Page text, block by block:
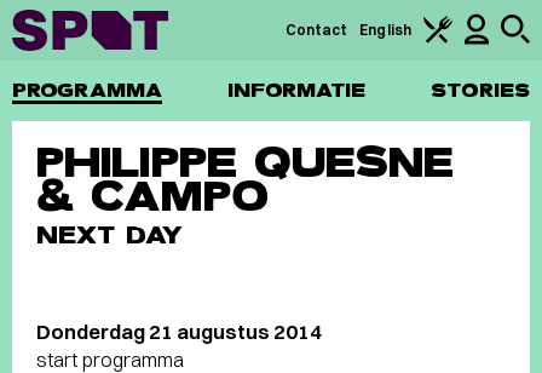
PROGRAMMA INFORMATIE STORIES
Contact English
PHILIPPE QUESNE
& CAMPO
NEXT DAY
Donderdag 21 augustus 2014
start programma